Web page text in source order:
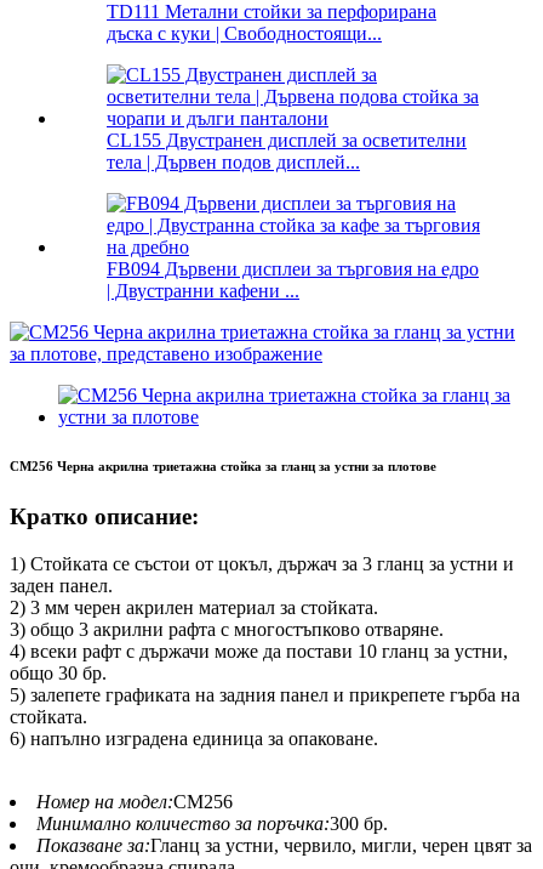
TD111 Метални стойки за перфорирана
дъска с куки | Свободностоящи...
CL155 Двустранен дисплей за осветителни
тела | Дървен подов дисплей...
FB094 Дървени дисплеи за търговия на едро
| Двустранни кафени ...
CM256 Черна акрилна триетажна стойка за гланц за устни за плотове
Кратко описание:
1) Стойката се състои от цокъл, държач за 3 гланц за устни и
заден панел.
2) 3 мм черен акрилен материал за стойката.
3) общо 3 акрилни рафта с многостъпково отваряне.
4) всеки рафт с държачи може да постави 10 гланц за устни,
общо 30 бр.
5) залепете графиката на задния панел и прикрепете гърба на
стойката.
6) напълно изградена единица за опаковане.
Номер на модел:CM256
Минимално количество за поръчка:300 бр.
Показване за:Гланц за устни, червило, мигли, черен цвят за